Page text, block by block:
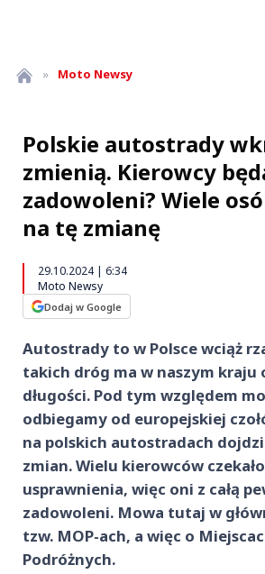
» Moto Newsy
Polskie autostrady
zmienią. Kierowcy
zadowoleni? Wiele
na tę zmianę
29.10.2024 | 6:34
Moto Newsy
Dodaj w Google
Autostrady to w Polsce wciąż
takich dróg ma w naszym kraju
długości. Pod tym względem
odbiegamy od europejskiej
na polskich autostradach
zmian. Wielu kierowców
usprawnienia, więc oni z całą
zadowoleni. Mowa tutaj w
tzw. MOP-ach, a więc o
Podróżnych.